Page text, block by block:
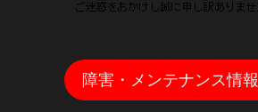
障害・メンテナンス情報